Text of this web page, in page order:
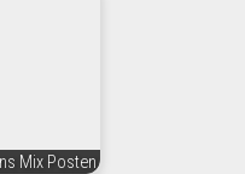
Mix Posten